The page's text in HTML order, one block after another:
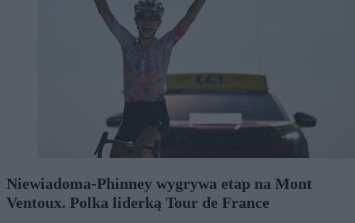
Niewiadoma-Phinney wygrywa etap na Mont
Ventoux. Polka liderką Tour de France